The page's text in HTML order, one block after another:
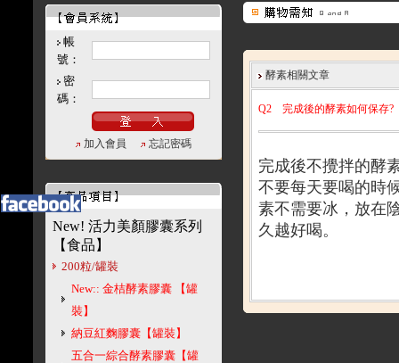
帳
號：
密
碼：
加入會員 忘記密碼
New! 活力美顏膠囊系列
【食品】
200粒/罐裝
New:: 金桔酵素膠囊 【罐
裝】
納豆紅麴膠囊【罐裝】
五合一綜合酵素膠囊【罐
酵素相關文章
Q2 完成後的酵素如何保存?
完成後不攪拌的酵
不要每天要喝的時
素不需要冰，放在
久越好喝。